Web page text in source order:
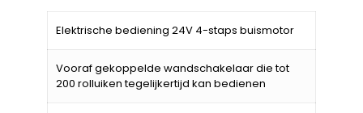
Elektrische bediening 24V 4-staps buismotor
Vooraf gekoppelde wandschakelaar die tot
200 rolluiken tegelijkertijd kan bedienen